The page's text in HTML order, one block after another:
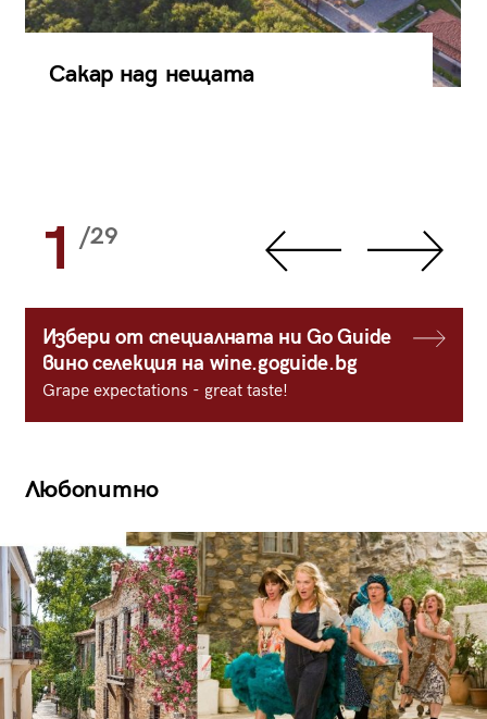
Сакар над нещата
1 /29
Избери от специалната ни Go Guide
вино селекция на wine.goguide.bg
Grape expectations - great taste!
Любопитно